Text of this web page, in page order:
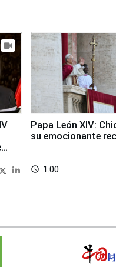
Papa León XIV:
su emocionante
access_time 1:00